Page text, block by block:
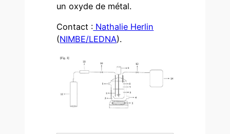
un oxyde de métal.
Contact : Nathalie Herlin
(NIMBE/LEDNA).